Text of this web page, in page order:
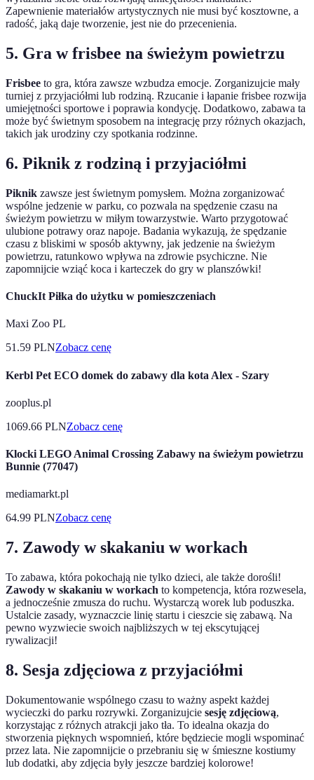
Zapewnienie materiałów artystycznych nie musi być kosztowne, a
radość, jaką daje tworzenie, jest nie do przecenienia.
5. Gra w frisbee na świeżym powietrzu
Frisbee to gra, która zawsze wzbudza emocje. Zorganizujcie mały
turniej z przyjaciółmi lub rodziną. Rzucanie i łapanie frisbee rozwija
umiejętności sportowe i poprawia kondycję. Dodatkowo, zabawa ta
może być świetnym sposobem na integrację przy różnych okazjach,
takich jak urodziny czy spotkania rodzinne.
6. Piknik z rodziną i przyjaciółmi
Piknik zawsze jest świetnym pomysłem. Można zorganizować
wspólne jedzenie w parku, co pozwala na spędzenie czasu na
świeżym powietrzu w miłym towarzystwie. Warto przygotować
ulubione potrawy oraz napoje. Badania wykazują, że spędzanie
czasu z bliskimi w sposób aktywny, jak jedzenie na świeżym
powietrzu, ratunkowo wpływa na zdrowie psychiczne. Nie
zapomnijcie wziąć koca i karteczek do gry w planszówki!
ChuckIt Piłka do użytku w pomieszczeniach
Maxi Zoo PL
51.59 PLNZobacz cenę
Kerbl Pet ECO domek do zabawy dla kota Alex - Szary
zooplus.pl
1069.66 PLNZobacz cenę
Klocki LEGO Animal Crossing Zabawy na świeżym powietrzu
Bunnie (77047)
mediamarkt.pl
64.99 PLNZobacz cenę
7. Zawody w skakaniu w workach
To zabawa, która pokochają nie tylko dzieci, ale także dorośli!
Zawody w skakaniu w workach to kompetencja, która rozwesela,
a jednocześnie zmusza do ruchu. Wystarczą worek lub poduszka.
Ustalcie zasady, wyznaczcie linię startu i cieszcie się zabawą. Na
pewno wyzwiecie swoich najbliższych w tej ekscytującej
rywalizacji!
8. Sesja zdjęciowa z przyjaciółmi
Dokumentowanie wspólnego czasu to ważny aspekt każdej
wycieczki do parku rozrywki. Zorganizujcie sesję zdjęciową,
korzystając z różnych atrakcji jako tła. To idealna okazja do
stworzenia pięknych wspomnień, które będziecie mogli wspominać
przez lata. Nie zapomnijcie o przebraniu się w śmieszne kostiumy
lub dodatki, aby zdjęcia były jeszcze bardziej kolorowe!